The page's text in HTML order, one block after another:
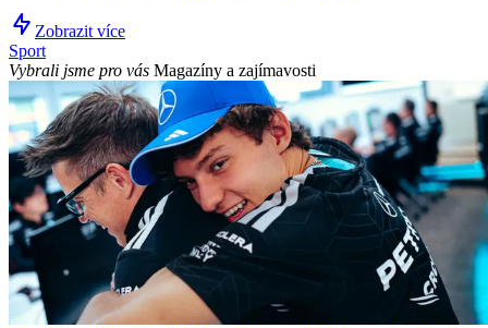
Zobrazit více
Sport
Vybrali jsme pro vás Magazíny a zajímavosti